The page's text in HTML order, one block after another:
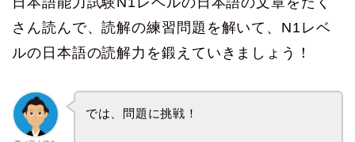
さん読んで、読解の練習問題を解いて、N1レベ
ルの日本語の読解力を鍛えていきましょう！
では、問題に挑戦！